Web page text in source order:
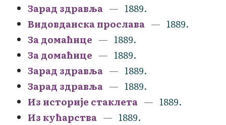
Зарад здравља
1889.
Видовданска прослава
1889.
За домаћице
1889.
За домаћице
1889.
Зарад здравља
1889.
Зарад здравља
1889.
Из историје стаклета
1889.
Из кућарства
1889.